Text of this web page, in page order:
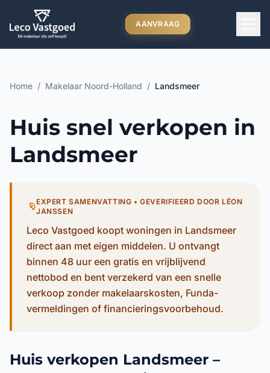
Ga direct naar inhoud
AANVRAAG
Home / Makelaar Noord-Holland / Landsmeer
Huis snel verkopen in
Landsmeer
EXPERT SAMENVATTING • GEVERIFIEERD DOOR LÉON
JANSSEN
Leco Vastgoed koopt woningen in Landsmeer
direct aan met eigen middelen. U ontvangt
binnen 48 uur een gratis en vrijblijvend
nettobod en bent verzekerd van een snelle
verkoop zonder makelaarskosten, Funda-
vermeldingen of financieringsvoorbehoud.
Huis verkopen Landsmeer –